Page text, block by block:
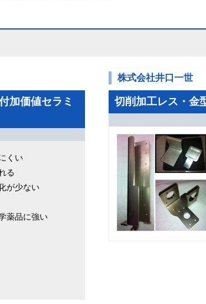
加価値セラミ
くい
る
が少ない
薬品に強い
株式会社井口一世
切削加工レス・金